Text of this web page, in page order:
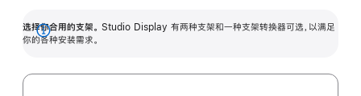
选择你合用的支架。 Studio Display 有两种支架和一种支架转换器可选，以满足
你的各种安装需求。
展